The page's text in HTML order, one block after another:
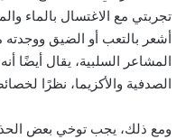
تجربتي مع الاغتسال بالماء
أشعر بالتعب أو الضيق
المشاعر السلبية، يقال أيضًا
الصدفية والأكزيما، نظرًا
ومع ذلك، يجب توخي بعض